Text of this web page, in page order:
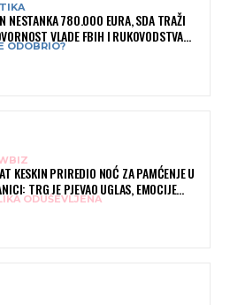
NESTANKA 780.000 EURA, SDA TRAŽI
VLADE FBIH I RUKOVODSTVA
ODOBRIO?
KESKIN PRIREDIO NOĆ ZA PAMĆENJE U
TRG JE PJEVAO UGLAS, EMOCIJE
RODNI GRAD
ODUŠEVLJENA